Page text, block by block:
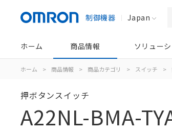
制御機器 Japan
ホーム 商品情報 ソリュー
ホーム > 商品情報 > 商品カテゴリ > スイッチ >
押ボタンスイッチ
A22NL-BMA-